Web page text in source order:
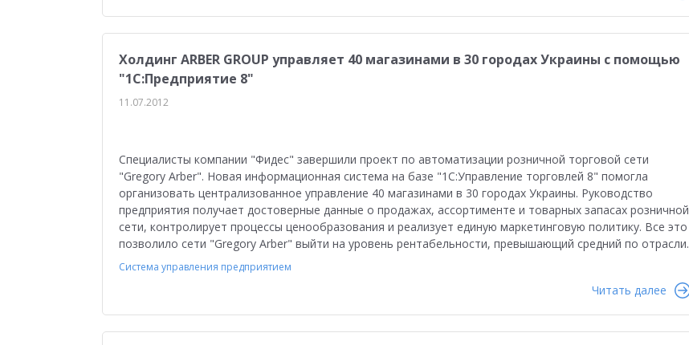
Холдинг ARBER GROUP управляет 40 магазинами в 30 городах Украины с помощью
"1С:Предприятие 8"
11.07.2012
Специалисты компании "Фидес" завершили проект по автоматизации розничной торговой сети
"Gregory Arber". Новая информационная система на базе "1С:Управление торговлей 8" помогла
организовать централизованное управление 40 магазинами в 30 городах Украины. Руководство
предприятия получает достоверные данные о продажах, ассортименте и товарных запасах розничной
сети, контролирует процессы ценообразования и реализует единую маркетинговую политику. Все это
позволило сети "Gregory Arber" выйти на уровень рентабельности, превышающий средний по отрасли.
Система управления предприятием
Читать далее